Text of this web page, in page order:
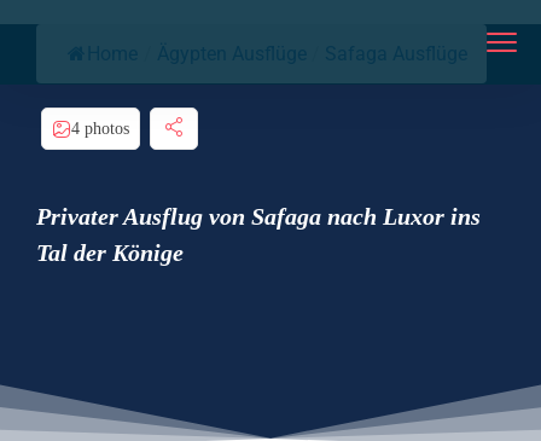
4 photos
Privater Ausflug von Safaga nach Luxor ins
Tal der Könige